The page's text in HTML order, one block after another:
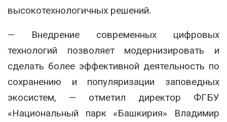
высокотехнологичных решений.
— Внедрение современных цифровых
технологий позволяет модернизировать и
сделать более эффективной деятельность по
сохранению и популяризации заповедных
экосистем, — отметил директор ФГБУ
«Национальный парк «Башкирия» Владимир